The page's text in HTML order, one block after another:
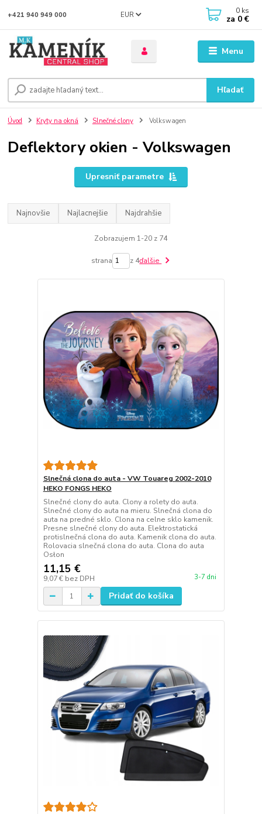
Menu
EUR
Hľadať
+421 940 949 000 0 ks
za 0 €
Úvod Kryty na okná Slnečné clony Volkswagen
Deflektory okien - Volkswagen
Upresniť parametre
Najnovšie Najlacnejšie Najdrahšie
Zobrazujem 1-20 z 74
strana z 4ďalšie
Slnečná clona do auta - VW Touareg 2002-2010
HEKO FONGS HEKO
Slnečné clony do auta. Clony a rolety do auta.
Slnečné clony do auta na mieru. Slnečná clona do
auta na predné sklo. Clona na celne sklo kamenik.
Presne slnečné clony do auta. Elektrostatická
protislnečná clona do auta. Kamenik clona do auta.
Rolovacia slnečná clona do auta. Clona do auta
Osłon
11,15 €
9,07 € bez DPH 3-7 dni
Pridať do košíka